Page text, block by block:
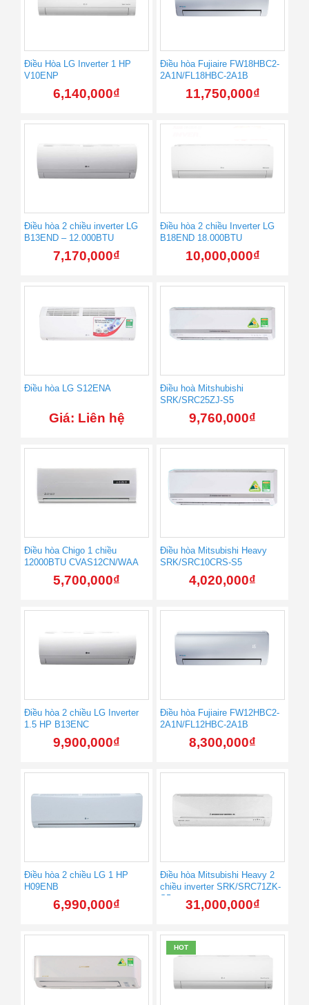
Điều Hòa LG Inverter 1 HP
V10ENP
6,140,000₫
Điều hòa Fujiaire FW18HBC2-
2A1N/FL18HBC-2A1B
11,750,000₫
Điều hòa 2 chiều inverter LG
B13END – 12.000BTU
7,170,000₫
Điều hòa 2 chiều Inverter LG
B18END 18.000BTU
10,000,000₫
Điều hòa LG S12ENA
Giá: Liên hệ
Điều hoà Mitshubishi
SRK/SRC25ZJ-S5
9,760,000₫
Điều hòa Chigo 1 chiều
12000BTU CVAS12CN/WAA
5,700,000₫
Điều hòa Mitsubishi Heavy
SRK/SRC10CRS-S5
4,020,000₫
Điều hòa 2 chiều LG Inverter
1.5 HP B13ENC
9,900,000₫
Điều hòa Fujiaire FW12HBC2-
2A1N/FL12HBC-2A1B
8,300,000₫
Điều hòa 2 chiều LG 1 HP
H09ENB
6,990,000₫
Điều hòa Mitsubishi Heavy 2
chiều inverter SRK/SRC71ZK-
S5
31,000,000₫
HOT